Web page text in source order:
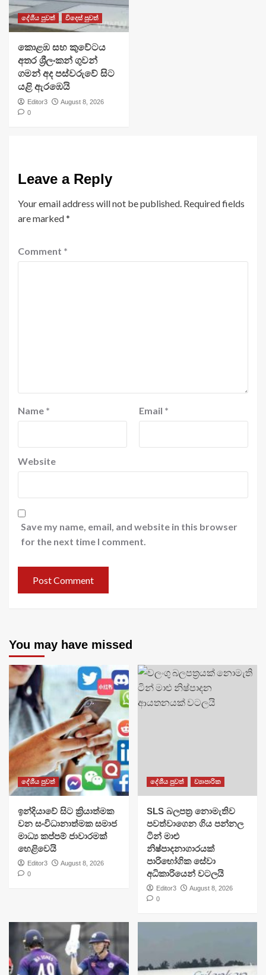
දේශීය පුවත් විදෙස් පුවත්
​කොළඹ සහ කුවේටය
අතර ශ්‍රීලංකන් ගුවන්
ගමන් අද පස්වරුවේ සිට
යළි ඇරඹෙයි
Editor3
August 8, 2026
0
Leave a Reply
Your email address will not be published. Required fields
are marked*
Comment *
Name * Email *
Website
Save my name, email, and website in this browser
for the next time I comment.
You may have missed
දේශීය පුවත්
​ඉන්දියාවේ සිට ක්‍රියාත්මක
වන සංවිධානාත්මක සමාජ
මාධ්‍ය කප්පම් ජාවාරමක්
හෙළිවෙයි
Editor3
August 8, 2026
0
දේශීය පුවත් ව්‍යාපාරික
SLS බලපත්‍ර නොමැතිව
පවත්වාගෙන ගිය පන්නල
ටින් මාළු
නිෂ්පාදනාගාරයක්
පාරිභෝගික සේවා
අධිකාරියෙන් වටලයි
Editor3
August 8, 2026
0